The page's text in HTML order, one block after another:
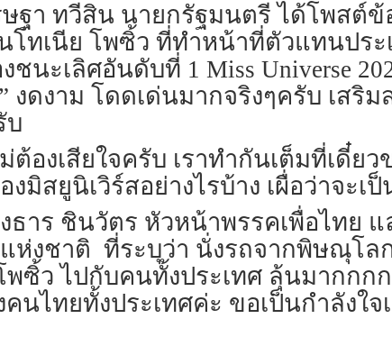
ษฐา ทวีสิน นายกรัฐมนตรี ได้โพสต์
เนีย โพซิ้ว ที่ทำหน้าที่ตัวแทนประ
นะเลิศอันดับที่ 1 Miss Universe
งดงาม โดดเด่นมากจริงๆครับ เสริ
บ
องเสียใจครับ เราทำกันเต็มที่เดี๋ย
งมิสยูนิเวิร์สอย่างไรบ้าง เผื่อว่าจะ
าร ชินวัตร หัวหน้าพรรคเพื่อไทย
ห่งชาติ ที่ระบุว่า นั่งรถจากพิษณุโล
พซิ้ว ไปกับคนทั้งประเทศ ลุ้นมากกก
นไทยทั้งประเทศค่ะ ขอเป็นกำลังใ